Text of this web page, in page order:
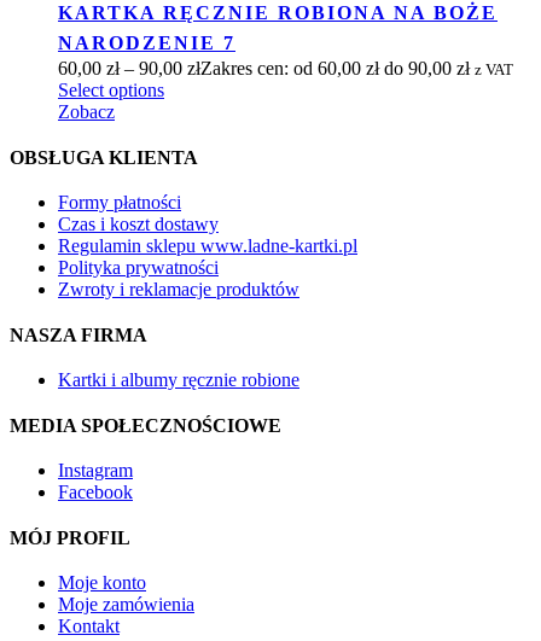
KARTKA RĘCZNIE ROBIONA NA BOŻE
NARODZENIE 7
60,00 zł – 90,00 złZakres cen: od 60,00 zł do 90,00 zł z VAT
Select options
Zobacz
OBSŁUGA KLIENTA
Formy płatności
Czas i koszt dostawy
Regulamin sklepu www.ladne-kartki.pl
Polityka prywatności
Zwroty i reklamacje produktów
NASZA FIRMA
Kartki i albumy ręcznie robione
MEDIA SPOŁECZNOŚCIOWE
Instagram
Facebook
MÓJ PROFIL
Moje konto
Moje zamówienia
Kontakt